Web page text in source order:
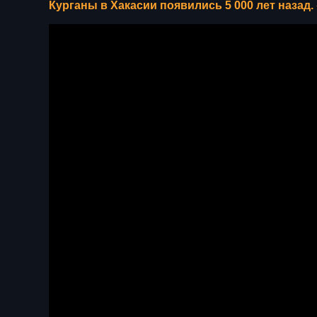
Курганы в Хакасии появились 5 000 лет